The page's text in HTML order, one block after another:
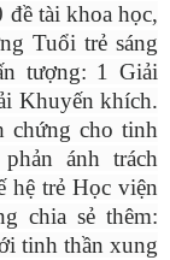
đề tài khoa học,
Tuổi trẻ sáng
tượng: 1 Giải
Khuyến khích.
chứng cho tinh
ánh trách
hệ trẻ Học viện
chia sẻ thêm:
tinh thần xung